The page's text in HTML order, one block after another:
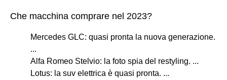
Che macchina comprare nel 2023?
Mercedes GLC: quasi pronta la nuova generazione.
...
Alfa Romeo Stelvio: la foto spia del restyling. ...
Lotus: la suv elettrica è quasi pronta. ...